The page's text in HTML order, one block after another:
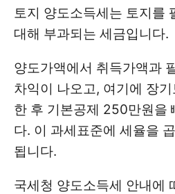
토지 양도소득세는 토지를
대해 부과되는 세금입니다.
양도가액에서 취득가액과
차익이 나오고, 여기에 장
한 후 기본공제 250만원을
다. 이 과세표준에 세율을
됩니다.
국세청 양도소득세 안내에